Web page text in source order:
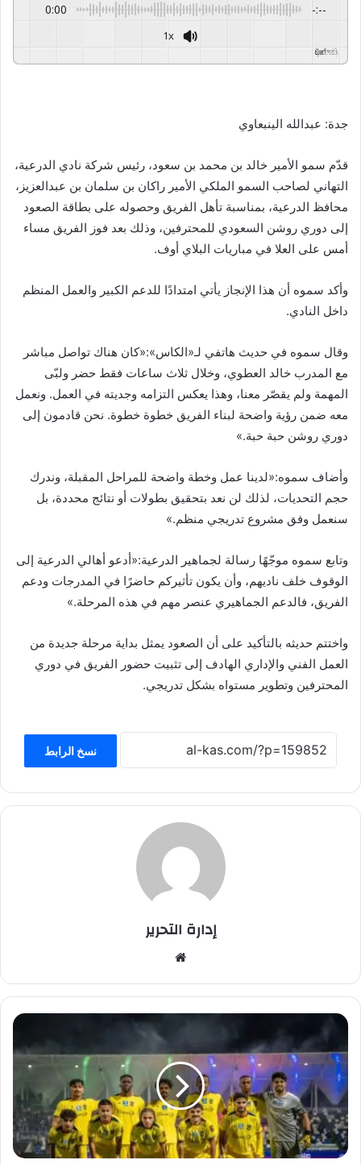
0:00 -:--
1x
Powered By
جدة: عبدالله الينبعاوي
قدّم سمو الأمير خالد بن محمد بن سعود، رئيس شركة نادي الدرعية،
التهاني لصاحب السمو الملكي الأمير راكان بن سلمان بن عبدالعزيز،
محافظ الدرعية، بمناسبة تأهل الفريق وحصوله على بطاقة الصعود
إلى دوري روشن السعودي للمحترفين، وذلك بعد فوز الفريق مساء
أمس على العلا في مباريات البلاي أوف.
وأكد سموه أن هذا الإنجاز يأتي امتدادًا للدعم الكبير والعمل المنظم
داخل النادي.
وقال سموه في حديث هاتفي لـ«الكاس»:«كان هناك تواصل مباشر
مع المدرب خالد العطوي، وخلال ثلاث ساعات فقط حضر ولبّى
المهمة ولم يقصّر معنا، وهذا يعكس التزامه وجديته في العمل. ونعمل
معه ضمن رؤية واضحة لبناء الفريق خطوة خطوة. نحن قادمون إلى
دوري روشن حبة حبة.»
وأضاف سموه:«لدينا عمل وخطة واضحة للمراحل المقبلة، وندرك
حجم التحديات، لذلك لن نعد بتحقيق بطولات أو نتائج محددة، بل
سنعمل وفق مشروع تدريجي منظم.»
وتابع سموه موجّهًا رسالة لجماهير الدرعية:«أدعو أهالي الدرعية إلى
الوقوف خلف ناديهم، وأن يكون تأثيركم حاضرًا في المدرجات ودعم
الفريق، فالدعم الجماهيري عنصر مهم في هذه المرحلة.»
واختتم حديثه بالتأكيد على أن الصعود يمثل بداية مرحلة جديدة من
العمل الفني والإداري الهادف إلى تثبيت حضور الفريق في دوري
المحترفين وتطوير مستواه بشكل تدريجي.
نسخ الرابط
إدارة التحرير
الوي
ب
ا
ح
ز
م
ب
ط
ل
د